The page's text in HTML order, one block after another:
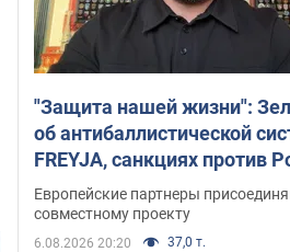
"Защита нашей жизни":
об антибаллистической
FREYJA, санкциях против
поддержке аграриев.
Европейские партнеры
совместному проекту
6.08.2026 20:20 37,0 т.